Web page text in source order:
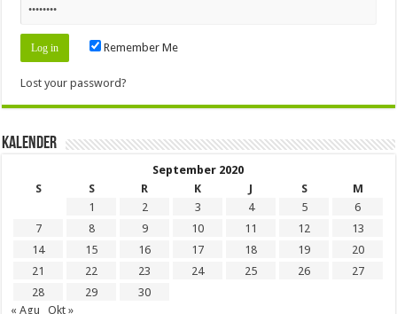
Remember Me
Lost your password?
Kalender
September 2020
S
S R K J S
M
1
2 3 4 5
6
7
8 9 10 11 12
13
14
15 16 17 18 19
20
21
22 23 24 25 26
27
28
29
30
« Agu
Okt »